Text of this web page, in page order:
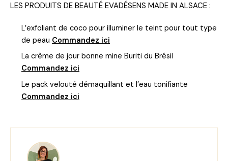
LES PRODUITS DE BEAUTÉ EVADÉSENS MADE IN ALSACE :
L’exfoliant de coco pour illuminer le teint pour tout type
de peau Commandez ici
La crème de jour bonne mine Buriti du Brésil
Commandez ici
Le pack velouté démaquillant et l’eau tonifiante
Commandez ici